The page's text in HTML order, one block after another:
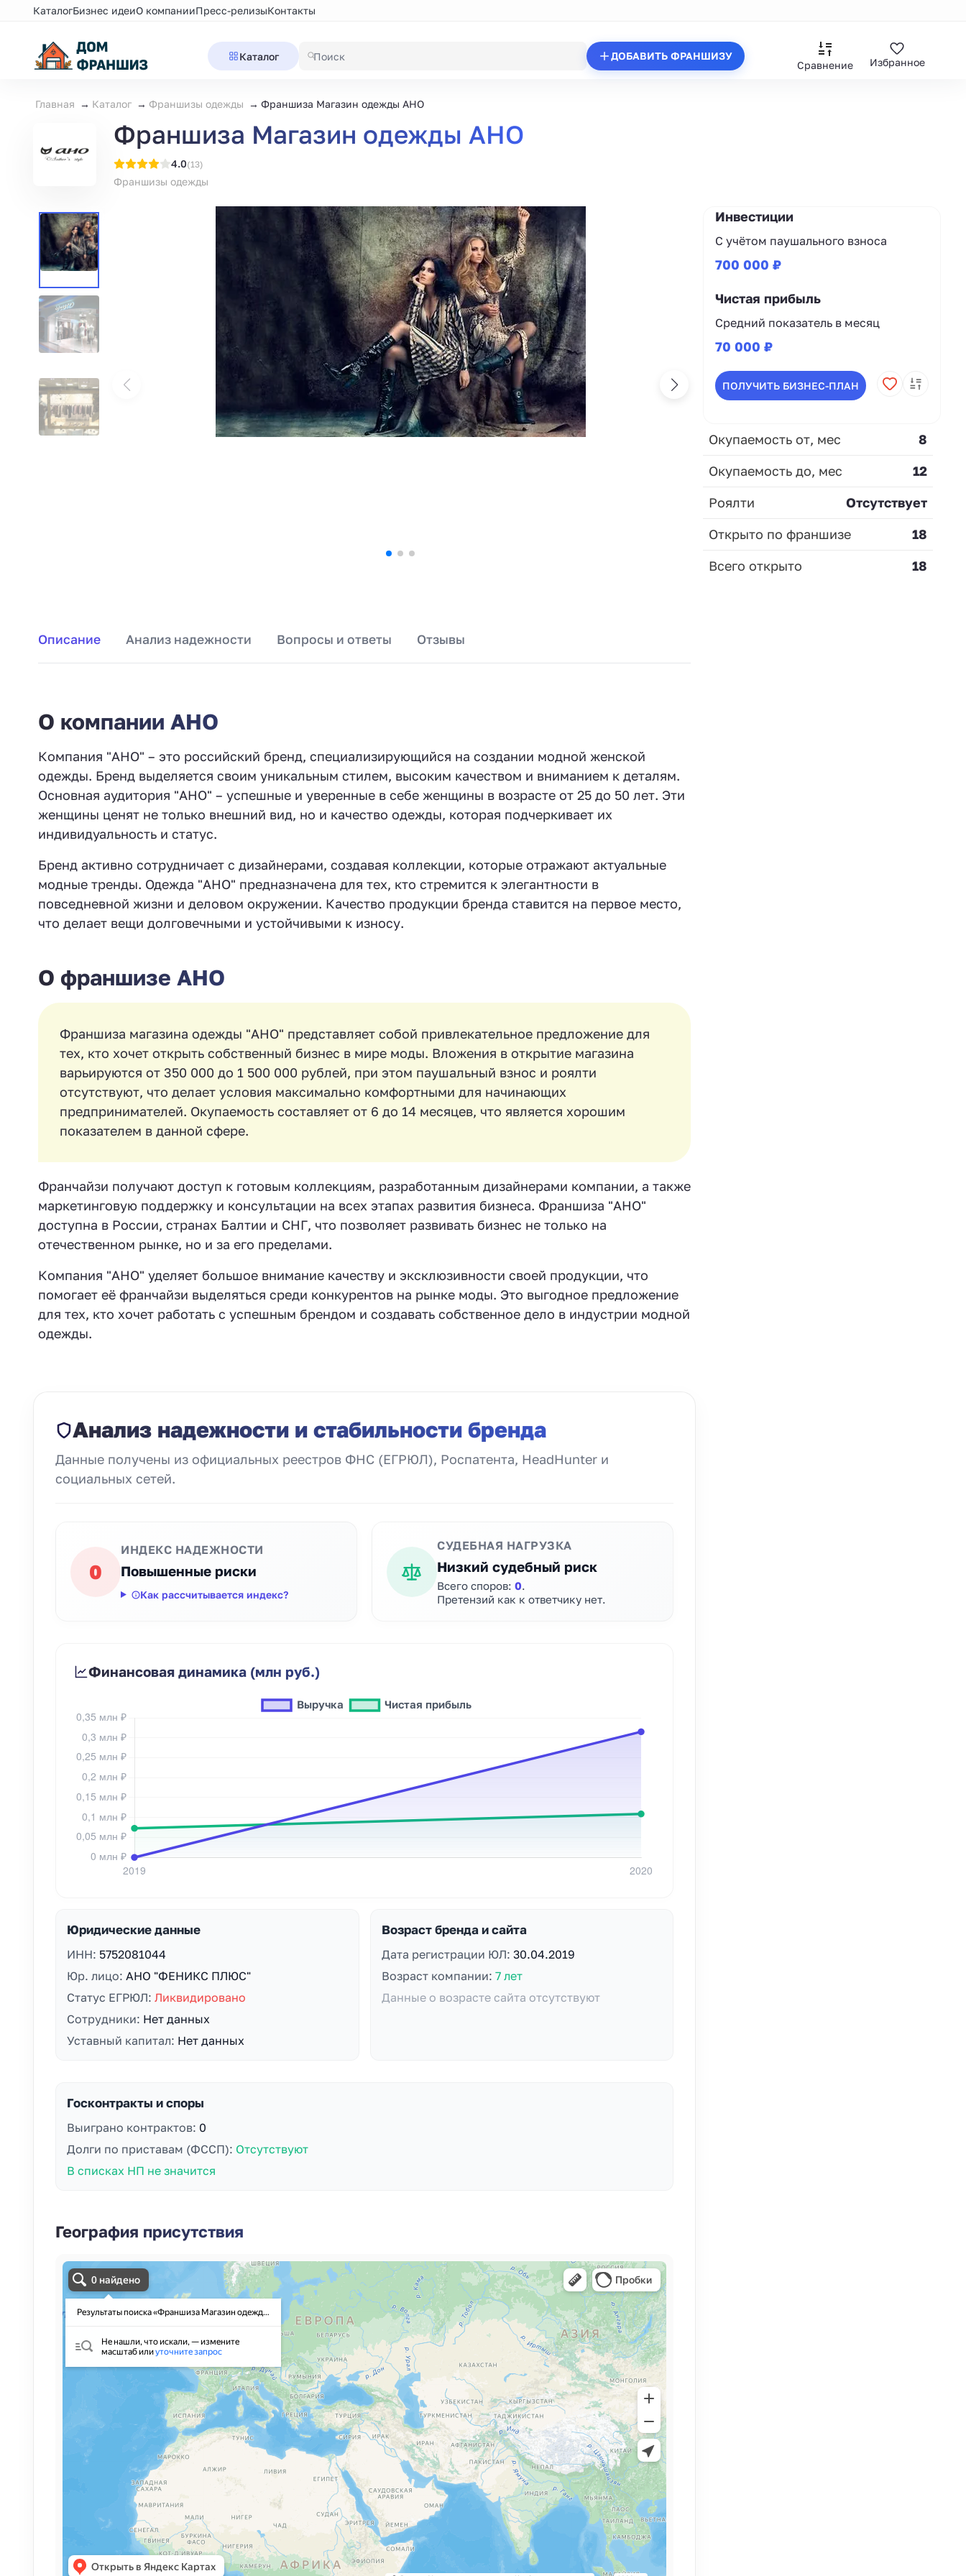
КаталогБизнес идеиО компанииПресс-релизыКонтакты
Каталог ДОБАВИТЬ ФРАНШИЗУ
Сравнение Избранное
Главная Каталог Франшизы одежды Франшиза Магазин одежды АНО
Франшиза Магазин одежды АНО
4.0(13)
Франшизы одежды
Описание Анализ надежности Вопросы и ответы Отзывы
О компании АНО
Компания "АНО" – это российский бренд, специализирующийся на создании модной женской
одежды. Бренд выделяется своим уникальным стилем, высоким качеством и вниманием к деталям.
Основная аудитория "АНО" – успешные и уверенные в себе женщины в возрасте от 25 до 50 лет. Эти
женщины ценят не только внешний вид, но и качество одежды, которая подчеркивает их
индивидуальность и статус.
Бренд активно сотрудничает с дизайнерами, создавая коллекции, которые отражают актуальные
модные тренды. Одежда "АНО" предназначена для тех, кто стремится к элегантности в
повседневной жизни и деловом окружении. Качество продукции бренда ставится на первое место,
что делает вещи долговечными и устойчивыми к износу.
О франшизе АНО
Франшиза магазина одежды "АНО" представляет собой привлекательное предложение для
тех, кто хочет открыть собственный бизнес в мире моды. Вложения в открытие магазина
варьируются от 350 000 до 1 500 000 рублей, при этом паушальный взнос и роялти
отсутствуют, что делает условия максимально комфортными для начинающих
предпринимателей. Окупаемость составляет от 6 до 14 месяцев, что является хорошим
показателем в данной сфере.
Франчайзи получают доступ к готовым коллекциям, разработанным дизайнерами компании, а также
маркетинговую поддержку и консультации на всех этапах развития бизнеса. Франшиза "АНО"
доступна в России, странах Балтии и СНГ, что позволяет развивать бизнес не только на
отечественном рынке, но и за его пределами.
Компания "АНО" уделяет большое внимание качеству и эксклюзивности своей продукции, что
помогает её франчайзи выделяться среди конкурентов на рынке моды. Это выгодное предложение
для тех, кто хочет работать с успешным брендом и создавать собственное дело в индустрии модной
одежды.
Анализ надежности и стабильности бренда
Данные получены из официальных реестров ФНС (ЕГРЮЛ), Роспатента, HeadHunter и
социальных сетей.
0
ИНДЕКС НАДЕЖНОСТИ
Повышенные риски
Как рассчитывается индекс?
СУДЕБНАЯ НАГРУЗКА
Низкий судебный риск
Всего споров: 0.
Претензий как к ответчику нет.
Финансовая динамика (млн руб.)
Юридические данные
ИНН: 5752081044
Юр. лицо: АНО "ФЕНИКС ПЛЮС"
Статус ЕГРЮЛ: Ликвидировано
Сотрудники: Нет данных
Уставный капитал: Нет данных
Возраст бренда и сайта
Дата регистрации ЮЛ: 30.04.2019
Возраст компании: 7 лет
Данные о возрасте сайта отсутствуют
Госконтракты и споры
Выиграно контрактов: 0
Долги по приставам (ФССП): Отсутствуют
В списках НП не значится
География присутствия
Инвестиции
С учётом паушального взноса
700 000 ₽
Чистая прибыль
Средний показатель в месяц
70 000 ₽
ПОЛУЧИТЬ БИЗНЕС-ПЛАН
Окупаемость от, мес
8
Окупаемость до, мес
12
Роялти
Отсутствует
Открыто по франшизе
18
Всего открыто
18